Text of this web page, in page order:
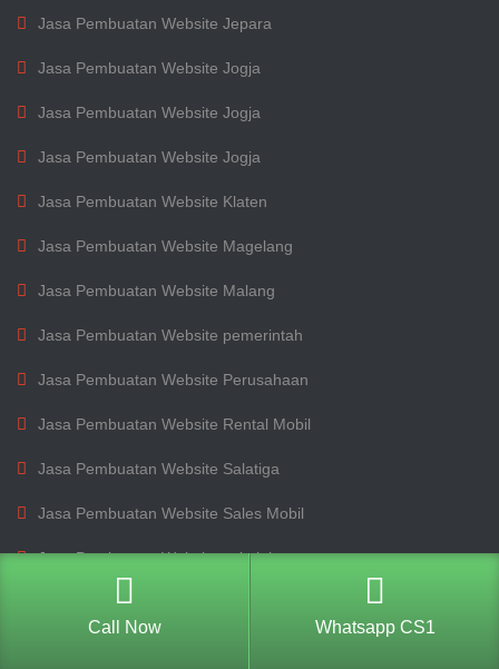
Jasa Pembuatan Website Jepara
Jasa Pembuatan Website Jogja
Jasa Pembuatan Website Jogja
Jasa Pembuatan Website Jogja
Jasa Pembuatan Website Klaten
Jasa Pembuatan Website Magelang
Jasa Pembuatan Website Malang
Jasa Pembuatan Website pemerintah
Jasa Pembuatan Website Perusahaan
Jasa Pembuatan Website Rental Mobil
Jasa Pembuatan Website Salatiga
Jasa Pembuatan Website Sales Mobil
Jasa Pembuatan Website sekolah
Jasa Pembuatan Website Semarang
Call Now Whatsapp CS1